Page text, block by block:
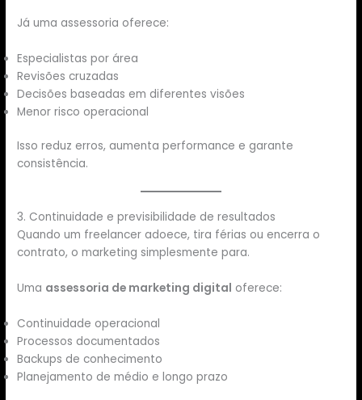
Já uma assessoria oferece:
Especialistas por área
Revisões cruzadas
Decisões baseadas em diferentes visões
Menor risco operacional
Isso reduz erros, aumenta performance e garante
consistência.
3. Continuidade e previsibilidade de resultados
Quando um freelancer adoece, tira férias ou encerra o
contrato, o marketing simplesmente para.
Uma assessoria de marketing digital oferece:
Continuidade operacional
Processos documentados
Backups de conhecimento
Planejamento de médio e longo prazo